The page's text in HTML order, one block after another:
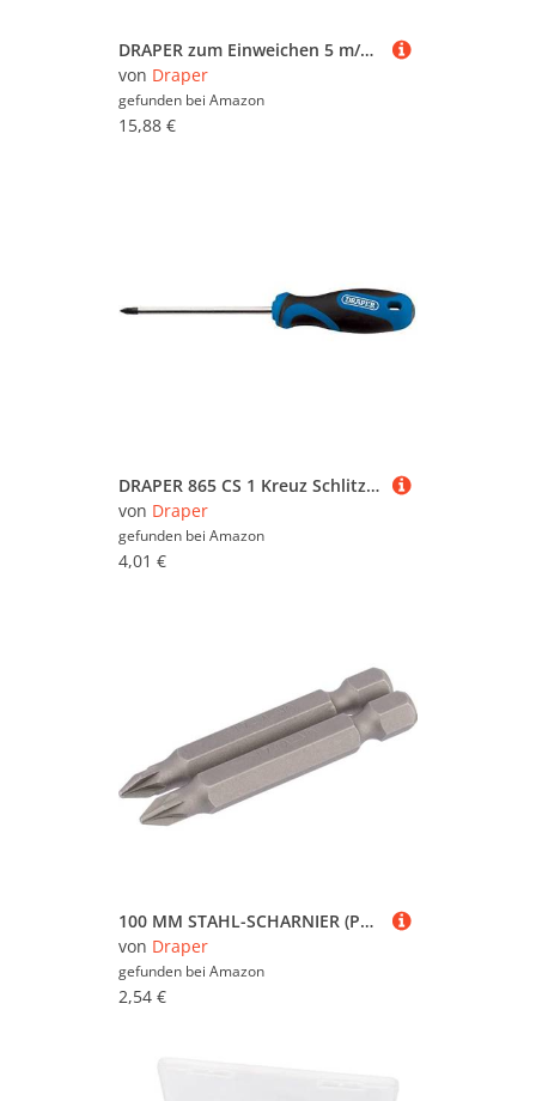
DRAPER zum Einweichen 5 m/16 ft Expert Professionelles Maßband – Schwarz/Blau, schwarz, 82816
von Draper
gefunden bei Amazon
15,88 €
DRAPER 865 CS 1 Kreuz Schlitz-Schraubendreher mit Soft-Grip-Griffen, blau, 75 mm
von Draper
gefunden bei Amazon
4,01 €
100 MM STAHL-SCHARNIER (PAAR)
von Draper
gefunden bei Amazon
2,54 €